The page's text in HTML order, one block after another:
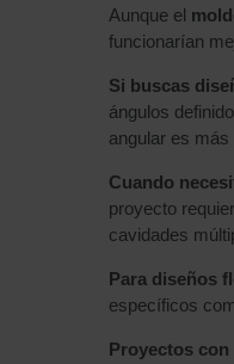
Aunque el
funcionarían
Si buscas
ángulos
angular es más
Cuando
proyecto
cavidades
Para diseños
específicos
Proyectos